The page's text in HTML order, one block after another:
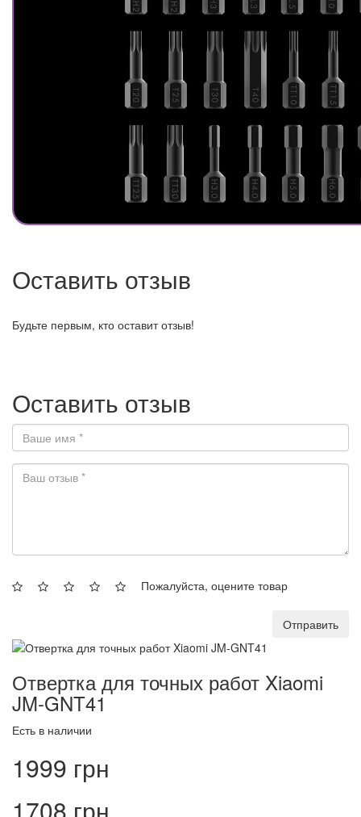
Оставить отзыв
Будьте первым, кто оставит отзыв!
Оставить отзыв
Пожалуйста, оцените товар
Отправить
Отвертка для точных работ Xiaomi
JM-GNT41
Есть в наличии
1999 грн